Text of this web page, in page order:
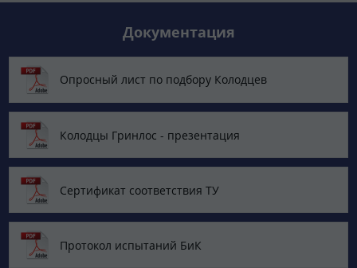
Документация
Опросный лист по подбору Колодцев
Колодцы Гринлос - презентация
Сертификат соответствия ТУ
Протокол испытаний БиК